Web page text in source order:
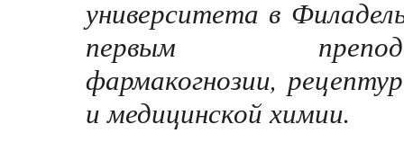
университета в
первым
фармакогнозии,
и медицинской химии.